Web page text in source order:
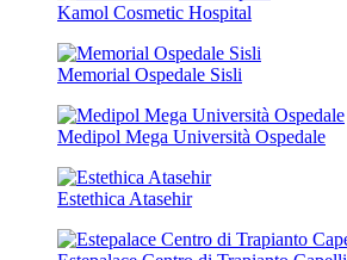
Kamol Cosmetic Hospital
Memorial Ospedale Sisli
Medipol Mega Università Ospedale
Estethica Atasehir